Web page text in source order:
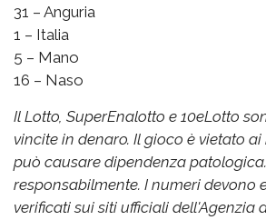
31 – Anguria
1 – Italia
5 – Mano
16 – Naso
Il Lotto, SuperEnalotto e 10eLotto
vincite in denaro. Il gioco è vietato
può causare dipendenza
responsabilmente. I numeri devono
verificati sui siti ufficiali dell'Agenzia